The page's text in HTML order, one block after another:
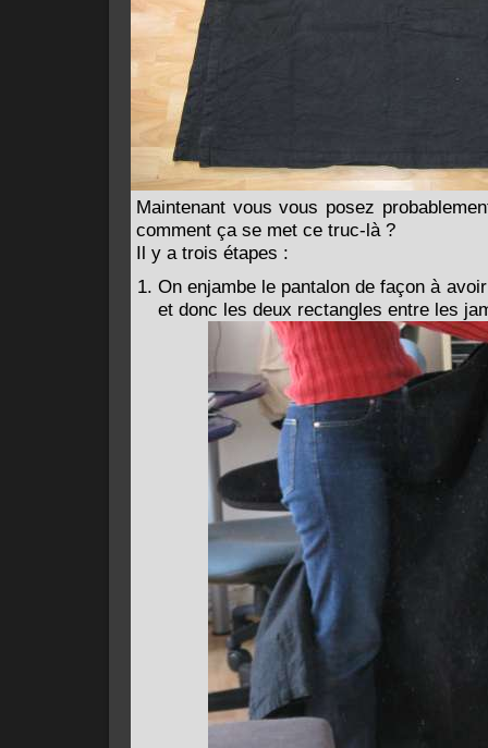
Maintenant vous vous posez
comment ça se met ce truc-là ?
Il y a trois étapes :
On enjambe le pantalon de façon à
et donc les deux rectangles entre les